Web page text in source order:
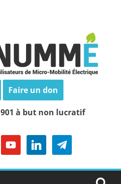
Faire un don
à but non lucratif
youtube linkedin telegram